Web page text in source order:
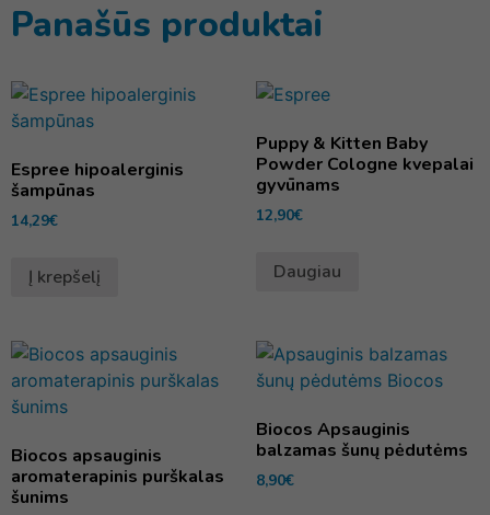
Panašūs produktai
Espree hipoalerginis
šampūnas
14,29€
Į krepšelį
Puppy & Kitten Baby
Powder Cologne kvepalai
gyvūnams
12,90€
Daugiau
Biocos apsauginis
aromaterapinis purškalas
šunims
Biocos Apsauginis
balzamas šunų pėdutėms
8,90€